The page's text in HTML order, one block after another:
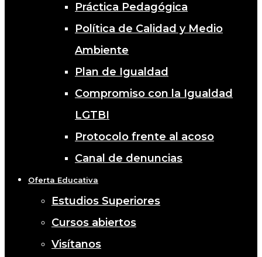
Práctica Pedagógica
Política de Calidad y Medio
Ambiente
Plan de Igualdad
Compromiso con la Igualdad
LGTBI
Protocolo frente al acoso
Canal de denuncias
Oferta Educativa
Estudios Superiores
Cursos abiertos
Visítanos